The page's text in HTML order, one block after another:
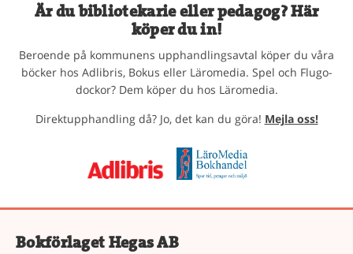
Är du bibliotekarie eller pedagog? Här
köper du in!
Beroende på kommunens upphandlingsavtal köper du våra
böcker hos Adlibris, Bokus eller Läromedia. Spel och Flugo-
dockor? Dem köper du hos Läromedia.
Direktupphandling då? Jo, det kan du göra! Mejla oss!
Bokförlaget Hegas AB